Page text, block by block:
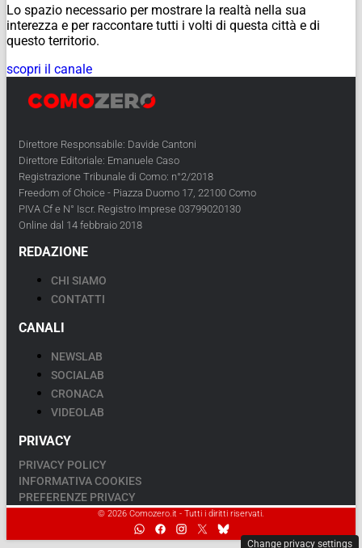
Lo spazio necessario per mostrare la realtà nella sua
interezza e per raccontare tutti i volti di questa città e di
questo territorio.
scopri il canale
Direttore Responsabile: Davide Cantoni
Direttore Editoriale: Emanuele Caso
Registrazione Tribunale di Como: n°2/2018
Freedom of Choice - Piazza Duomo 17, 22100 Como
PIVA Cf e N° Iscr. Registro Imprese 03799020130
Online dal 14 febbraio 2018
REDAZIONE
CHI SIAMO
CONTATTI
CANALI
NEWSLAB
SOCIALAB
CRONACA
VIDEOLAB
PRIVACY
PRIVACY POLICY
INFORMATIVA COOKIES
PREFERENZE PRIVACY
© 2026 Comozero.it - Tutti i diritti riservati.
Change privacy settings